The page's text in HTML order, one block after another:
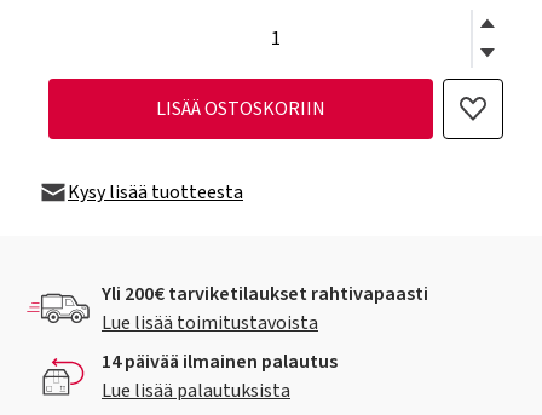
LISÄÄ OSTOSKORIIN
Kysy lisää tuotteesta
Yli 200€ tarviketilaukset rahtivapaasti
Lue lisää toimitustavoista
14 päivää ilmainen palautus
Lue lisää palautuksista